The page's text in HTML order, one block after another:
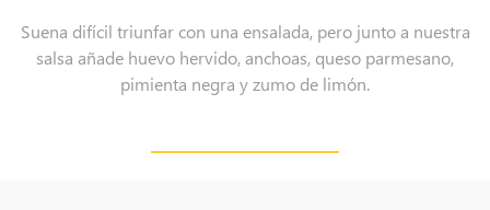
Suena difícil triunfar con una ensalada, pero junto a nuestra
salsa añade huevo hervido, anchoas, queso parmesano,
pimienta negra y zumo de limón.